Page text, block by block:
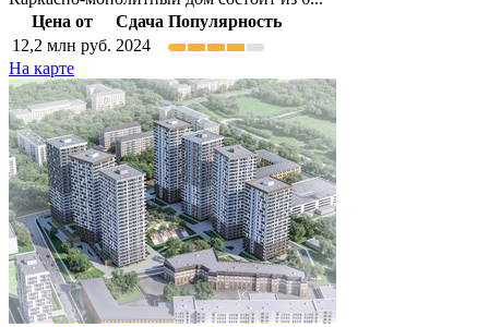
Цена от
Сдача Популярность
12,2 млн руб. 2024
На карте